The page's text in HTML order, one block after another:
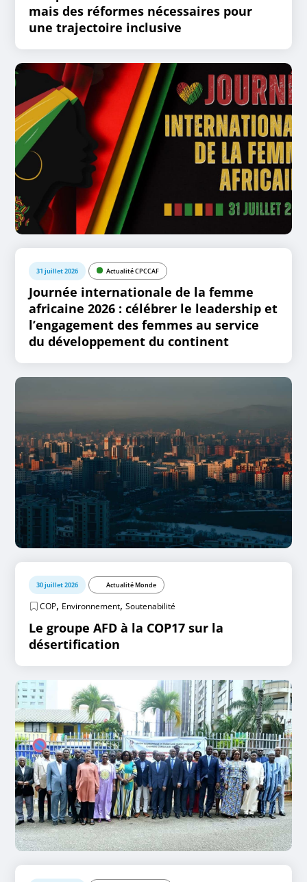
mais des réformes nécessaires pour
une trajectoire inclusive
31 juillet 2026 Actualité CPCCAF
Journée internationale de la femme
africaine 2026 : célébrer le leadership et
l’engagement des femmes au service
du développement du continent
30 juillet 2026 Actualité Monde
COP, Environnement,Soutenabilité
Le groupe AFD à la COP17 sur la
désertification